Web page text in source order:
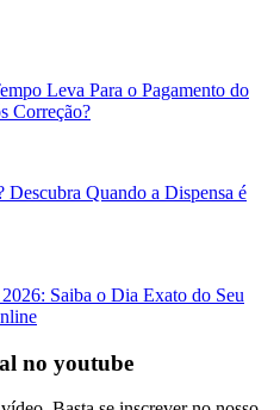
Leva Para o Pagamento do
Correção?
Quando a Dispensa é
Saiba o Dia Exato do Seu
no youtube